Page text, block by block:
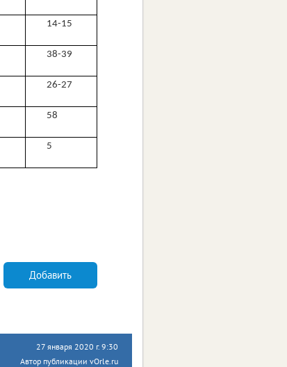
14-15
38-39
26-27
58
5
Добавить
27 января 2020 г. 9:30
Автор публикации vOrle.ru